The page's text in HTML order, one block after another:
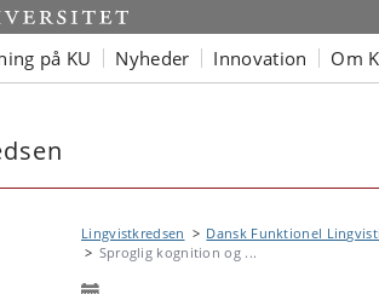
på KU Nyheder Innovation Om
Lingvistkredsen Dansk Funktionel
Sproglig kognition og ...